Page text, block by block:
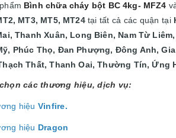
Bình chữa cháy bột BC 4kg- MFZ4
MT3, MT5, MT24tại tất cả các quận tại
Thanh Xuân, Long Biên, Nam Từ
Phúc Thọ, Đan Phượng, Đông Anh,
Thất, Thanh Oai, Thường Tín, Ứng
các thương hiệu, dịch vụ:
hiệu Vinfire.
hiệu Dragon